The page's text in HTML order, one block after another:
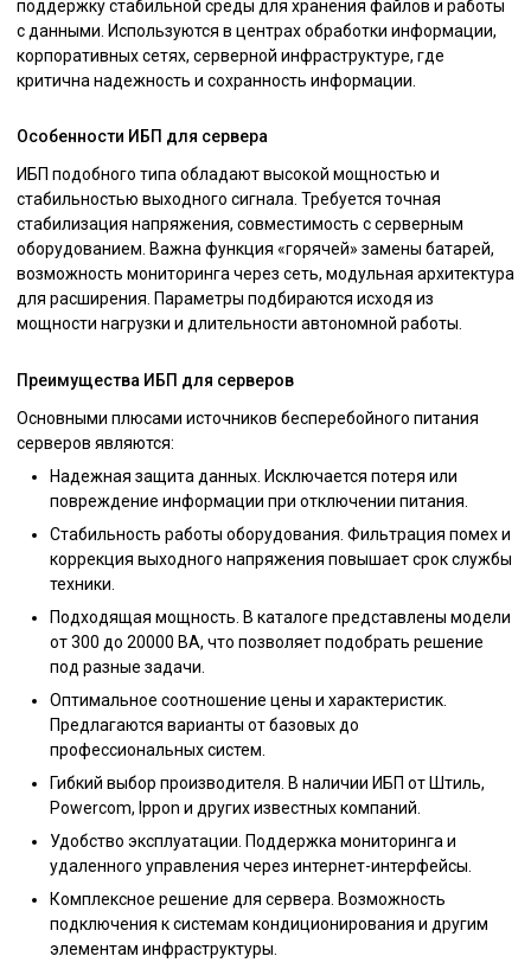
поддержку стабильной среды для хранения файлов и работы
с данными. Используются в центрах обработки информации,
корпоративных сетях, серверной инфраструктуре, где
критична надежность и сохранность информации.
Особенности ИБП для сервера
ИБП подобного типа обладают высокой мощностью и
стабильностью выходного сигнала. Требуется точная
стабилизация напряжения, совместимость с серверным
оборудованием. Важна функция «горячей» замены батарей,
возможность мониторинга через сеть, модульная архитектура
для расширения. Параметры подбираются исходя из
мощности нагрузки и длительности автономной работы.
Преимущества ИБП для серверов
Основными плюсами источников бесперебойного питания
серверов являются:
Надежная защита данных. Исключается потеря или
повреждение информации при отключении питания.
Стабильность работы оборудования. Фильтрация помех и
коррекция выходного напряжения повышает срок службы
техники.
Подходящая мощность. В каталоге представлены модели
от 300 до 20000 ВА, что позволяет подобрать решение
под разные задачи.
Оптимальное соотношение цены и характеристик.
Предлагаются варианты от базовых до
профессиональных систем.
Гибкий выбор производителя. В наличии ИБП от Штиль,
Powercom, Ippon и других известных компаний.
Удобство эксплуатации. Поддержка мониторинга и
удаленного управления через интернет-интерфейсы.
Комплексное решение для сервера. Возможность
подключения к системам кондиционирования и другим
элементам инфраструктуры.